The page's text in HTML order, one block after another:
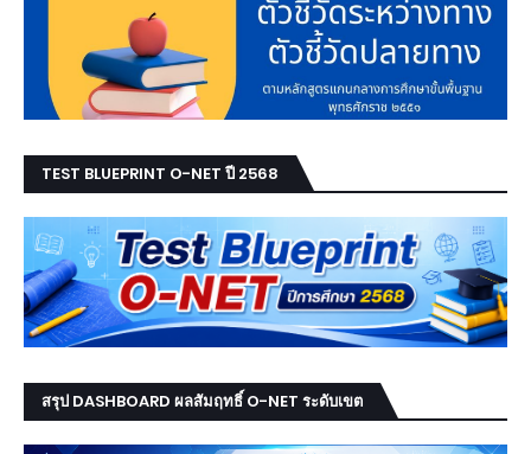
TEST BLUEPRINT O-NET ปี 2568
สรุป DASHBOARD ผลสัมฤทธิ์ O-NET ระดับเขต